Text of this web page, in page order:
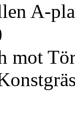
A-
mot